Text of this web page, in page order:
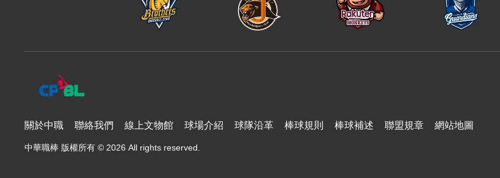
關於中職 聯絡我們 線上文物館 球場介紹 球隊沿革 棒球規則 棒球補述 聯盟規章 網站地圖
中華職棒 版權所有 © 2026 All rights reserved.